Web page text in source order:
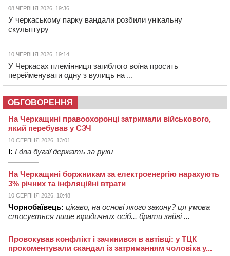
08 ЧЕРВНЯ 2026, 19:36
У черкаському парку вандали розбили унікальну
скульптуру
10 ЧЕРВНЯ 2026, 19:14
У Черкасах племінниця загиблого воїна просить
перейменувати одну з вулиць на ...
ОБГОВОРЕННЯ
На Черкащині правоохоронці затримали військового,
який перебував у СЗЧ
10 СЕРПНЯ 2026, 13:01
І: І два бугаї держать за руки
На Черкащині боржникам за електроенергію нарахують
3% річних та інфляційні втрати
10 СЕРПНЯ 2026, 10:48
Чорнобаївець: цікаво, на основі якого закону? ця умова
стосується лише юридичних осіб... брати зайві ...
Провокував конфлікт і зачинився в автівці: у ТЦК
прокоментували скандал із затриманням чоловіка у...